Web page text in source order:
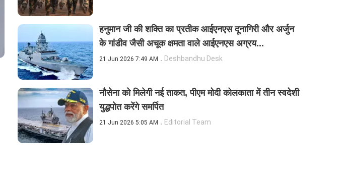
हनुमान जी की शक्ति का प्रतीक आईएनएस दूनागिरी और अर्जुन
के गांडीव जैसी अचूक क्षमता वाले आईएनएस अग्रय...
21 Jun 2026 7:49 AM Deshbandhu Desk
नौसेना को मिलेगी नई ताकत, पीएम मोदी कोलकाता में तीन स्वदेशी
युद्धपोत करेंगे समर्पित
21 Jun 2026 5:05 AM Editorial Team